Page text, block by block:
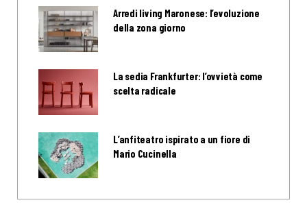
Arredi living Maronese: l’evoluzione
della zona giorno
La sedia Frankfurter: l’ovvietà come
scelta radicale
L’anfiteatro ispirato a un fiore di
Mario Cucinella